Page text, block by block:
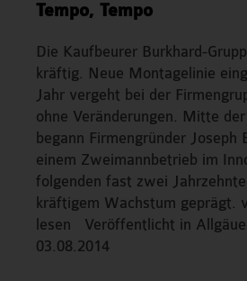
Tempo, Tempo
Die Kaufbeurer Burkhard-
kräftig. Neue Montagelinie
Jahr vergeht bei der
ohne Veränderungen. Mitte
begann Firmengründer Joseph
einem Zweimannbetrieb im
folgenden fast zwei
kräftigem Wachstum geprägt.
lesen Veröffentlicht in
03.08.2014